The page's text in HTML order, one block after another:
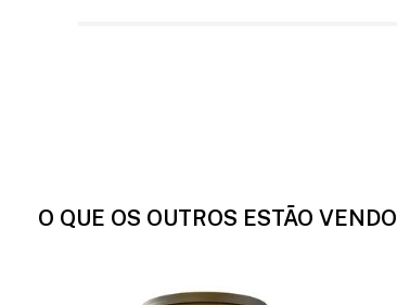
O QUE OS OUTROS ESTÃO VENDO